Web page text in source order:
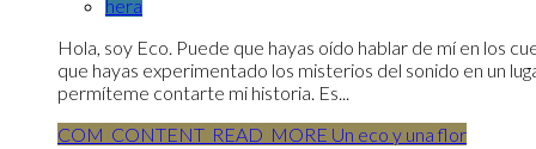
hera
Hola, soy Eco. Puede que hayas oído hablar de mí en los
que hayas experimentado los misterios del sonido en un
permíteme contarte mi historia. Es...
COM_CONTENT_READ_MORE Un eco y una flor